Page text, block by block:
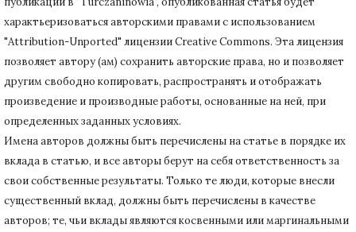
характьеризоваться авторскими правами с использованием
"Attribution-Unported" лицензии Creative Commons. Эта лицензия
позволяет автору (ам) сохранить авторские права, но и позволяет
другим свободно копировать, распространять и отображать
произведение и производные работы, основанные на ней, при
определенных заданных условиях.
Имена авторов должны быть перечислены на статье в порядке их
вклада в статью, и все авторы берут на себя ответственность за
свои собственные результаты. Только те люди, которые внесли
существенный вклад, должны быть перечислены в качестве
авторов; те, чьи вклады являются косвенными или маргинальными